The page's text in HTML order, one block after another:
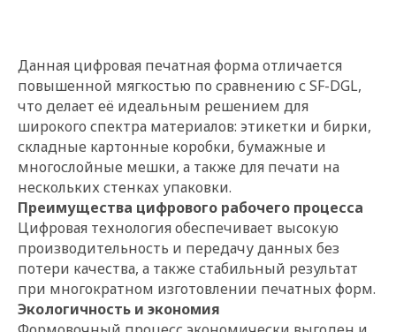
Данная цифровая печатная форма отличается
повышенной мягкостью по сравнению с SF-DGL,
что делает её идеальным решением для
широкого спектра материалов: этикетки и бирки,
складные картонные коробки, бумажные и
многослойные мешки, а также для печати на
нескольких стенках упаковки.
Преимущества цифрового рабочего процесса
Цифровая технология обеспечивает высокую
производительность и передачу данных без
потери качества, а также стабильный результат
при многократном изготовлении печатных форм.
Экологичность и экономия